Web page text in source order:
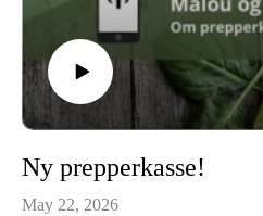
Ny prepperkasse!
May 22, 2026